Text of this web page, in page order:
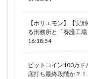
【ホリエモン】【実
る刑務所と「養護工
16:18:54
ビットコイン100万
底打ち最終段階か？